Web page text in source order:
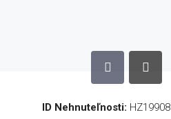
ID Nehnuteľnosti: HZ19908